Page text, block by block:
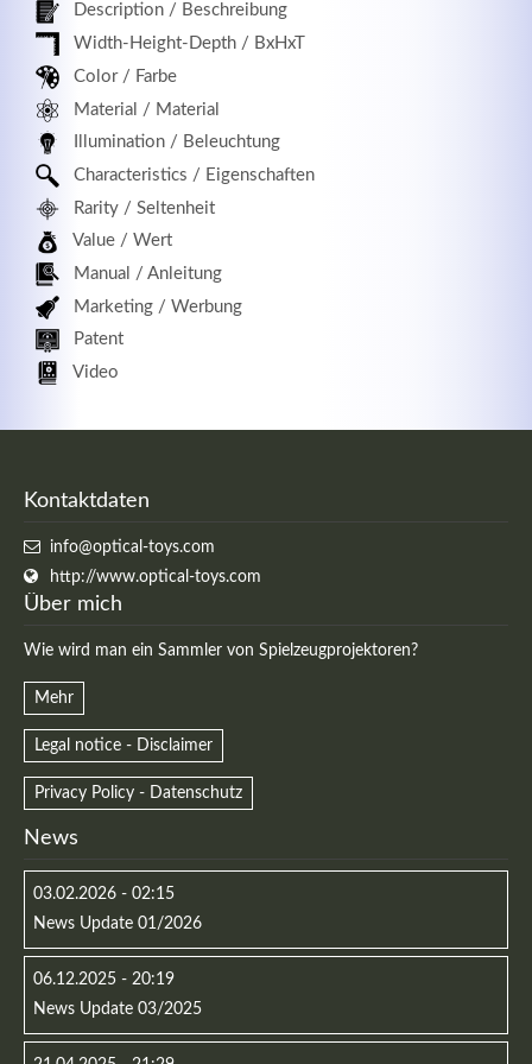
Description / Beschreibung
Width-Height-Depth / BxHxT
Color / Farbe
Material / Material
Illumination / Beleuchtung
Characteristics / Eigenschaften
Rarity / Seltenheit
Value / Wert
Manual / Anleitung
Marketing / Werbung
Patent
Video
Kontaktdaten
info@optical-toys.com
http://www.optical-toys.com
Über mich
Wie wird man ein Sammler von Spielzeugprojektoren?
Mehr
Legal notice - Disclaimer
Privacy Policy - Datenschutz
News
03.02.2026 - 02:15
News Update 01/2026
06.12.2025 - 20:19
News Update 03/2025
Registrieren